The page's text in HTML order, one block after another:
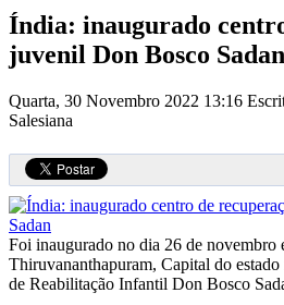
Índia: inaugurado
juvenil Don Bosco Sadan
Quarta, 30 Novembro 2022 13:16
Salesiana
Foi inaugurado no dia 26 de
Thiruvananthapuram, Capital do
de Reabilitação Infantil Don Bosco